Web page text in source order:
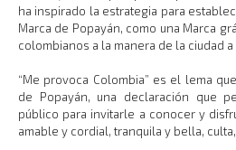
ha inspirado la estrategia para
Marca de Popayán, como una Marca
colombianos a la manera de la ciudad
“Me provoca Colombia” es el lema
de Popayán, una declaración que
público para invitarle a conocer y
amable y cordial, tranquila y bella,